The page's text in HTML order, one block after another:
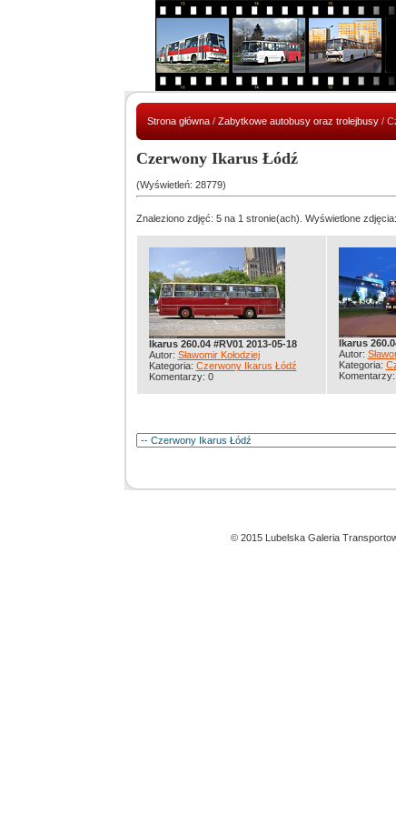
Strona główna/ Zabytkowe autobusy oraz trolejbusy/
Czerwony Ikarus Łódź
(Wyświetleń: 28779)
Znaleziono zdjęć: 5 na 1 stronie(ach). Wyświetlone
Ikarus 260.04 #RV01 2013-05-18
Autor: Sławomir Kołodziej
Kategoria: Czerwony Ikarus Łódź
Komentarzy: 0
Ikarus
Autor:
Kategoria:
© 2015 Lubelska Galeria